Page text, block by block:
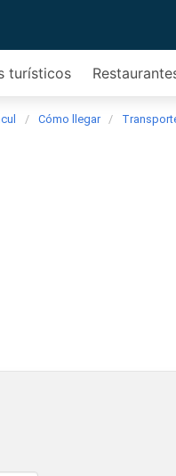
turísticos
Cómo llegar